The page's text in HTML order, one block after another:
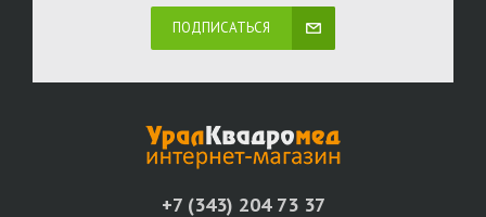
ПОДПИСАТЬСЯ
+7 (343) 204 73 37